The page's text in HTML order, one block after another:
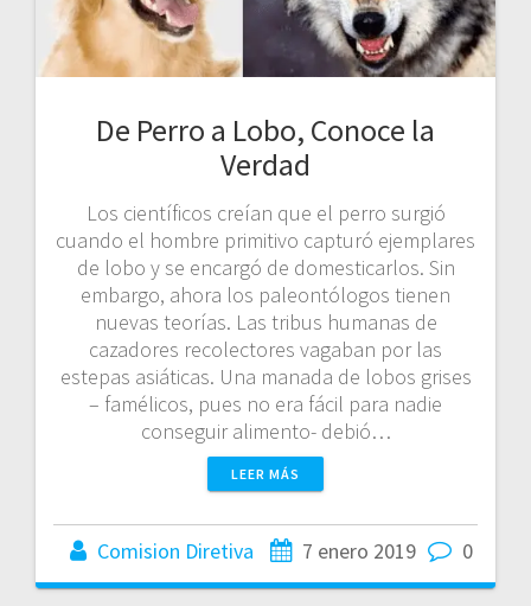
De Perro a Lobo, Conoce la
Verdad
Los científicos creían que el perro surgió
cuando el hombre primitivo capturó ejemplares
de lobo y se encargó de domesticarlos. Sin
embargo, ahora los paleontólogos tienen
nuevas teorías. Las tribus humanas de
cazadores recolectores vagaban por las
estepas asiáticas. Una manada de lobos grises
– famélicos, pues no era fácil para nadie
conseguir alimento- debió…
LEER MÁS
Comision Diretiva 7 enero 2019 0